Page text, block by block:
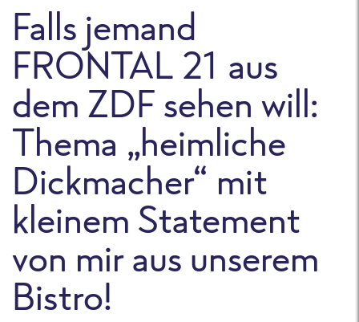
Falls jemand
FRONTAL 21 aus
dem ZDF sehen will:
Thema „heimliche
Dickmacher“ mit
kleinem Statement
von mir aus unserem
Bistro!